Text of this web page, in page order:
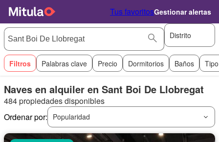
Tus favoritosGestionar alertas
Distrito
Filtros Palabras clave Precio Dormitorios Baños
Naves en alquiler en Sant Boi De Llobregat
484 propiedades disponibles
Ordenar por:
Popularidad